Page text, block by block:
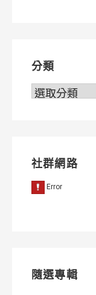
分類
分
社群網路
隨選專輯